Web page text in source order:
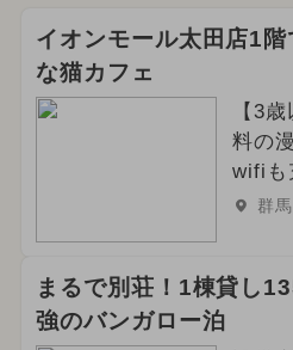
イオンモール太田店1
な猫カフェ
【3
料の
wifi
群
まるで別荘！1棟貸し
強のバンガロー泊